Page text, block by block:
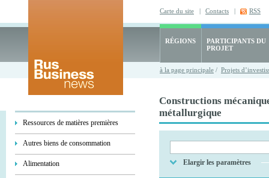
Carte du site | Contacts | RSS
RÉGIONS
PARTICIPANTS DU
PROJET
à la page principale / Projets
Ressources de matières premières
Autres biens de consommation
Alimentation
Constructions
métallurgique
Elargir les paramètres